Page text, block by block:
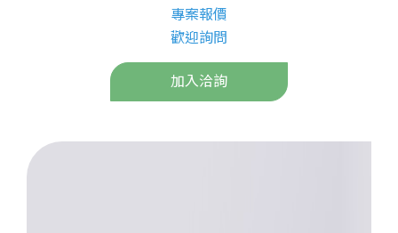
專案報價
歡迎詢問
加入洽詢